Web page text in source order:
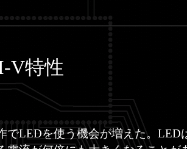
V特性
LEDを使う機会が増えた。LED